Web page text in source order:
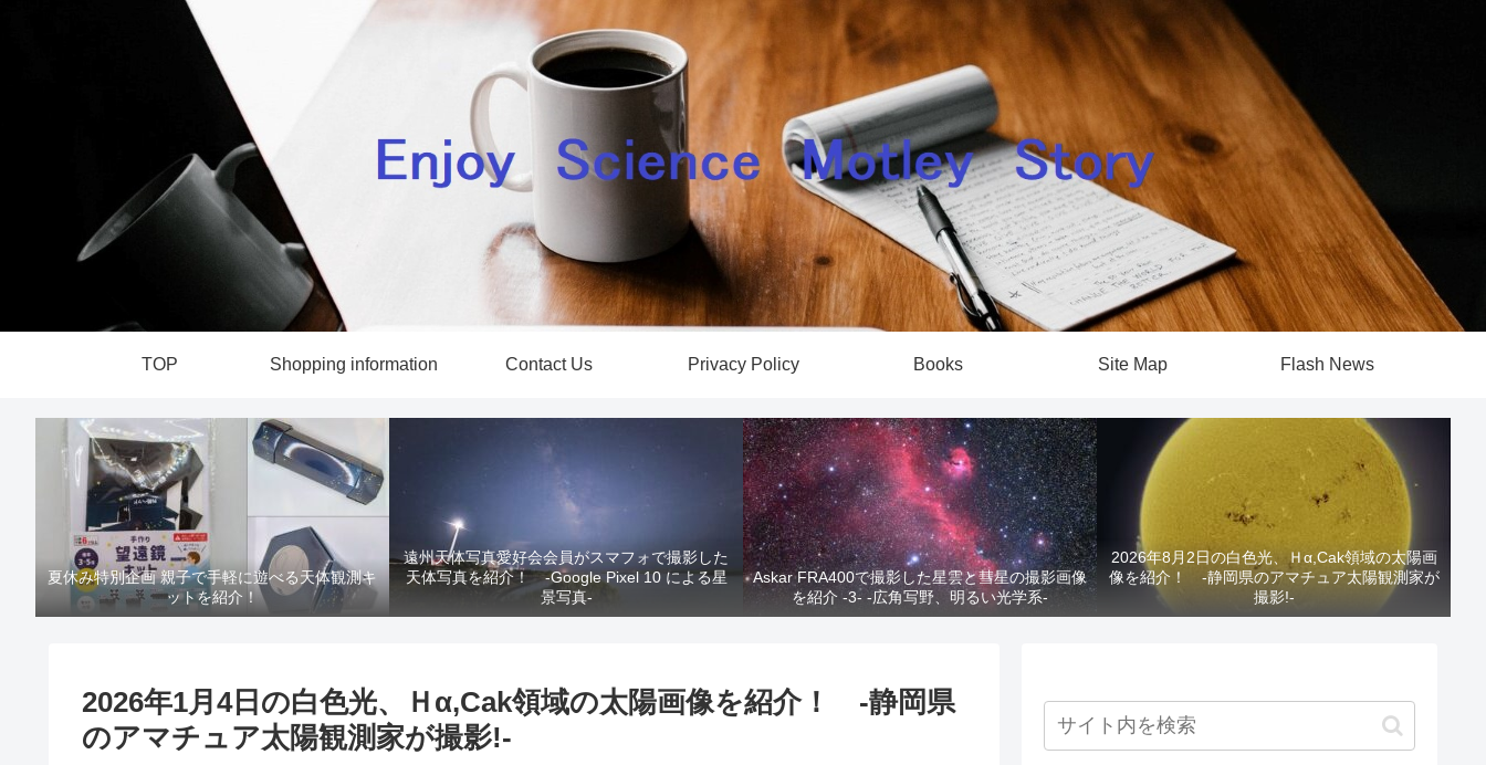
TOP Shopping information Contact Us Privacy Policy Books Site Map Flash News
夏休み特別企画 親子で手軽に遊べる天体観測キ
ットを紹介！
遠州天体写真愛好会会員がスマフォで撮影した
天体写真を紹介！ -Google Pixel 10 による星
景写真-
Askar FRA400で撮影した星雲と彗星の撮影画像
を紹介 -3- -広角写野、明るい光学系-
2026年8月2日の白色光、Ｈα,Cak領域の太陽画
像を紹介！ -静岡県のアマチュア太陽観測家が
撮影!-
2026年1月4日の白色光、Ｈα,Cak領域の太陽画像を紹介！ -静岡県
のアマチュア太陽観測家が撮影!-